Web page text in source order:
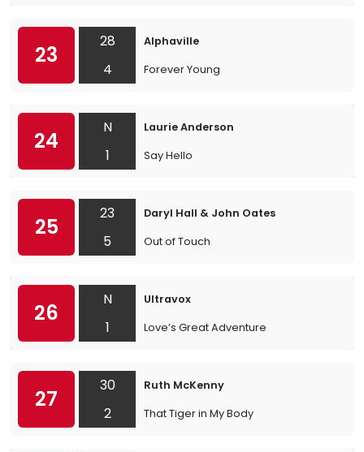
23
28
4
Alphaville
Forever Young
24
N
1
Laurie Anderson
Say Hello
25
23
5
Daryl Hall & John Oates
Out of Touch
26
N
1
Ultravox
Love’s Great Adventure
27
30
2
Ruth McKenny
That Tiger in My Body